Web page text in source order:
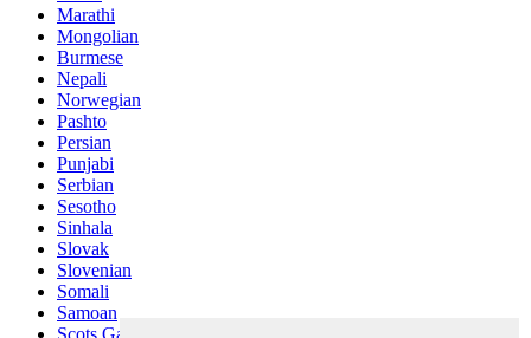
Marathi
Mongolian
Burmese
Nepali
Norwegian
Pashto
Persian
Punjabi
Serbian
Sesotho
Sinhala
Slovak
Slovenian
Somali
Samoan